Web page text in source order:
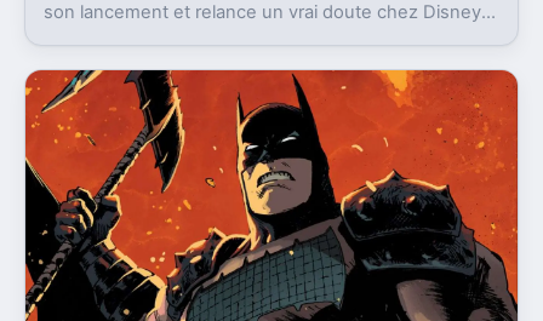
son lancement et relance un vrai doute chez Disney